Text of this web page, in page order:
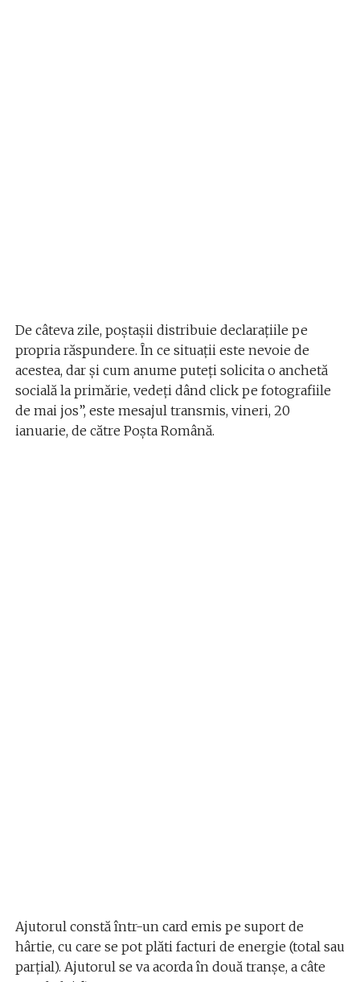
De câteva zile, poștașii distribuie declarațiile pe
propria răspundere. În ce situații este nevoie de
acestea, dar și cum anume puteți solicita o anchetă
socială la primărie, vedeți dând click pe fotografiile
de mai jos”, este mesajul transmis, vineri, 20
ianuarie, de către Poşta Română.
Ajutorul constă într-un card emis pe suport de
hârtie, cu care se pot plăti facturi de energie (total sau
parțial). Ajutorul se va acorda în două tranșe, a câte